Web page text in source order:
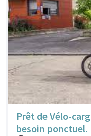
Prêt de Vélo-
besoin ponctuel.